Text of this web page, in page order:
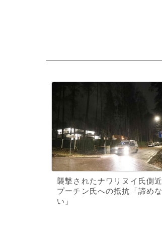
襲撃されたナワリヌイ氏側近
プーチン氏への抵抗「諦めな
い」